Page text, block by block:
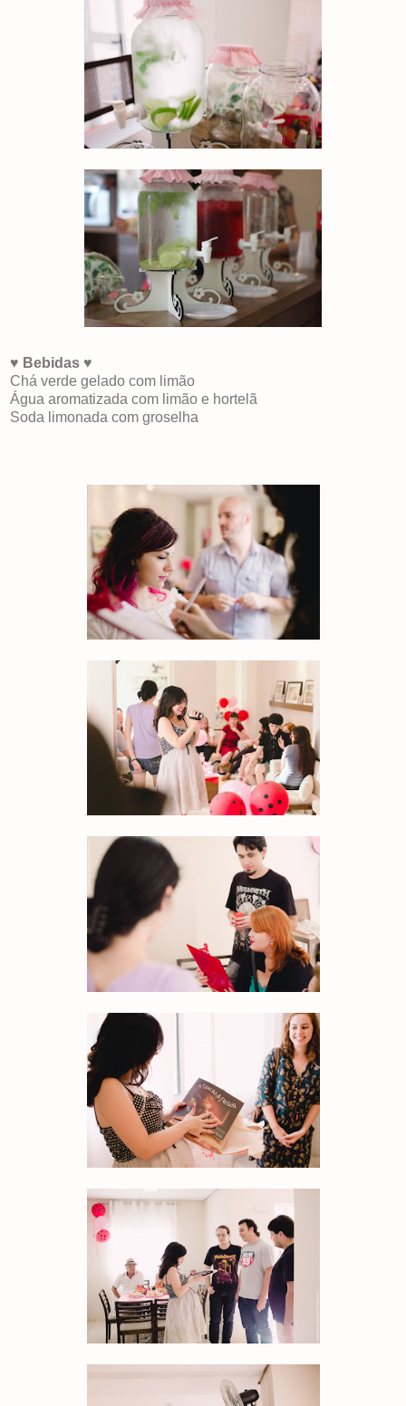
♥ Bebidas ♥
Chá verde gelado com limão
Água aromatizada com limão e hortelã
Soda limonada com groselha